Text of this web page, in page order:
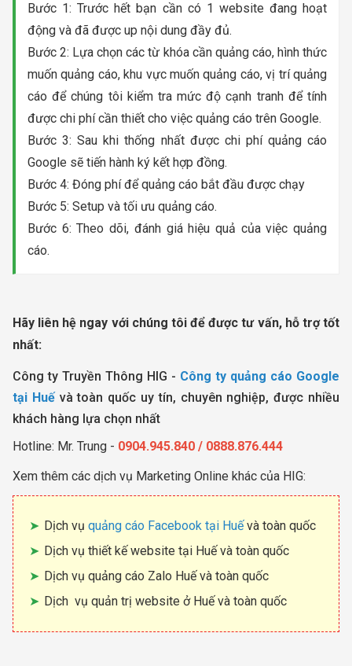
Bước 1: Trước hết bạn cần có 1 website đang hoạt
động và đã được up nội dung đầy đủ.
Bước 2: Lựa chọn các từ khóa cần quảng cáo, hình thức
muốn quảng cáo, khu vực muốn quảng cáo, vị trí quảng
cáo để chúng tôi kiểm tra mức độ cạnh tranh để tính
được chi phí cần thiết cho việc quảng cáo trên Google.
Bước 3: Sau khi thống nhất được chi phí quảng cáo
Google sẽ tiến hành ký kết hợp đồng.
Bước 4: Đóng phí để quảng cáo bắt đầu được chạy
Bước 5: Setup và tối ưu quảng cáo.
Bước 6: Theo dõi, đánh giá hiệu quả của việc quảng
cáo.
Hãy liên hệ ngay với chúng tôi để được tư vấn, hỗ trợ tốt
nhất:
Công ty Truyền Thông HIG - Công ty quảng cáo Google
tại Huếvà toàn quốc uy tín, chuyên nghiệp, được nhiều
khách hàng lựa chọn nhất
Hotline: Mr. Trung - 0904.945.840 / 0888.876.444
Xem thêm các dịch vụ Marketing Online khác của HIG:
Dịch vụ quảng cáo Facebook tại Huếvà toàn quốc
Dịch vụ thiết kế website tại Huế và toàn quốc
Dịch vụ quảng cáo Zalo Huế và toàn quốc
Dịch vụ quản trị website ở Huế và toàn quốc